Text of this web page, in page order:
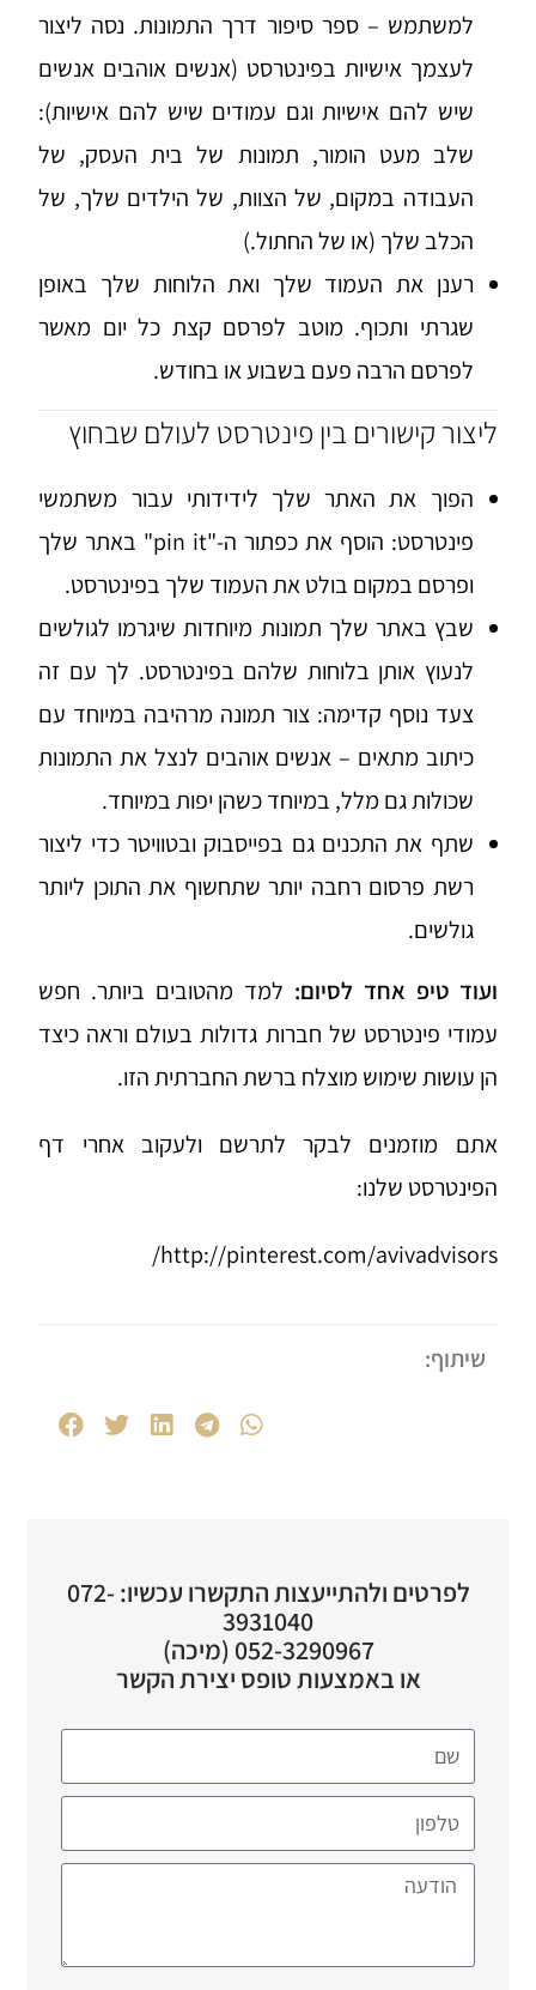
למשתמש – ספר סיפור דרך התמונות. נסה ליצור
לעצמך אישיות בפינטרסט (אנשים אוהבים אנשים
שיש להם אישיות וגם עמודים שיש להם אישיות):
שלב מעט הומור, תמונות של בית העסק, של
העבודה במקום, של הצוות, של הילדים שלך, של
הכלב שלך (או של החתול.)
רענן את העמוד שלך ואת הלוחות שלך באופן
שגרתי ותכוף. מוטב לפרסם קצת כל יום מאשר
לפרסם הרבה פעם בשבוע או בחודש.
ליצור קישורים בין פינטרסט לעולם שבחוץ
הפוך את האתר שלך לידידותי עבור משתמשי
פינטרסט: הוסף את כפתור ה-"pin it" באתר שלך
ופרסם במקום בולט את העמוד שלך בפינטרסט.
שבץ באתר שלך תמונות מיוחדות שיגרמו לגולשים
לנעוץ אותן בלוחות שלהם בפינטרסט. לך עם זה
צעד נוסף קדימה: צור תמונה מרהיבה במיוחד עם
כיתוב מתאים – אנשים אוהבים לנצל את התמונות
שכולות גם מלל, במיוחד כשהן יפות במיוחד.
שתף את התכנים גם בפייסבוק ובטוויטר כדי ליצור
רשת פרסום רחבה יותר שתחשוף את התוכן ליותר
גולשים.
ועוד טיפ אחד לסיום: למד מהטובים ביותר. חפש
עמודי פינטרסט של חברות גדולות בעולם וראה כיצד
הן עושות שימוש מוצלח ברשת החברתית הזו.
אתם מוזמנים לבקר לתרשם ולעקוב אחרי דף
הפינטרסט שלנו:
http://pinterest.com/avivadvisors/
שיתוף:
לפרטים ולהתייעצות התקשרו עכשיו: 072-
3931040
052-3290967 (מיכה)
או באמצעות טופס יצירת הקשר